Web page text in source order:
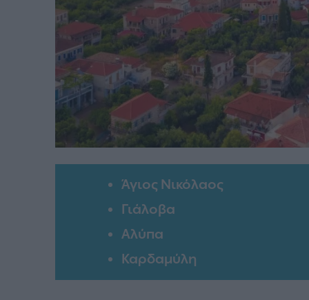
Άγιος Νικόλαος
Γιάλοβα
Αλύπα
Καρδαμύλη